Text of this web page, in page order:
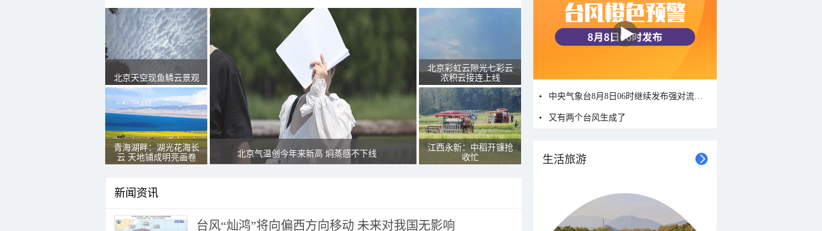
北京天空现鱼鳞云景观
青海湖畔：湖光花海长
云 天地铺成明亮画卷
北京气温创今年来新高 焖蒸感不下线
北京彩虹云隙光七彩云
浓积云接连上线
江西永新：中稻开镰抢
收忙
新闻资讯
台风“灿鸿”将向偏西方向移动 未来对我国无影响
又有两个台风生成了
生活旅游